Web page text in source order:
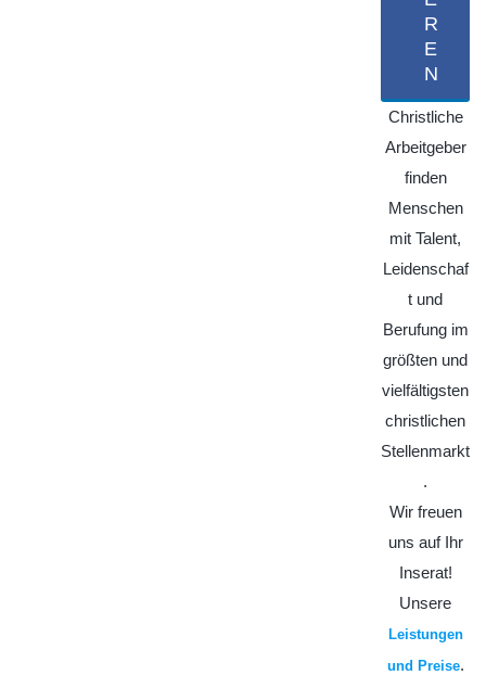
R
E
N
Christliche
Arbeitgeber
finden
Menschen
mit Talent,
Leidenschaf
t und
Berufung im
größten und
vielfältigsten
christlichen
Stellenmarkt
.
Wir freuen
uns auf Ihr
Inserat!
Unsere
Leistungen
und Preise.